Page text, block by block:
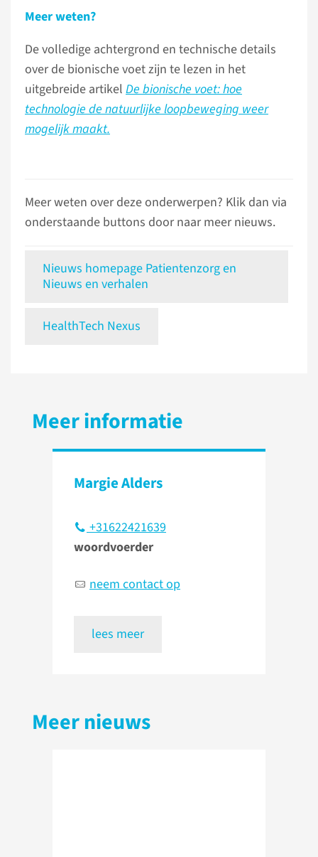
Meer weten?
De volledige achtergrond en technische details
over de bionische voet zijn te lezen in het
uitgebreide artikel De bionische voet: hoe
technologie de natuurlijke loopbeweging weer
mogelijk maakt.
Meer weten over deze onderwerpen? Klik dan via
onderstaande buttons door naar meer nieuws.
Nieuws homepage Patientenzorg en
Nieuws en verhalen
HealthTech Nexus
Meer informatie
Margie Alders
+31622421639
woordvoerder
neem contact op
lees meer
Meer nieuws